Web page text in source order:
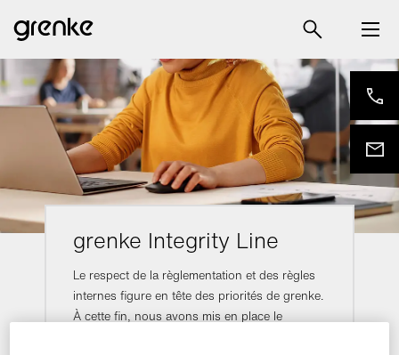
grenke Integrity Line
Le respect de la règlementation et des règles
internes figure en tête des priorités de grenke.
À cette fin, nous avons mis en place le